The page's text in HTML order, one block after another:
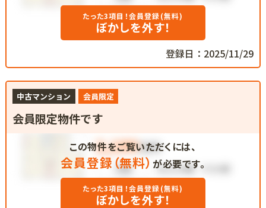
たった3項目！会員登録(無料)
ぼかしを外す！
登録日：2025/11/29
中古マンション 会員限定
会員限定物件です
この物件をご覧いただくには、
会員登録（無料） が必要です。
たった3項目！会員登録(無料)
ぼかしを外す！